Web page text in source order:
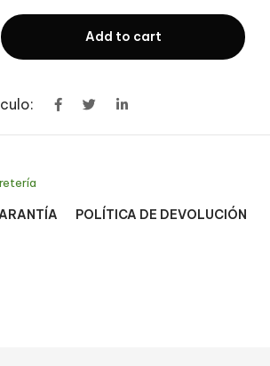
Add to cart
POLÍTICA DE DEVOLUCIÓN